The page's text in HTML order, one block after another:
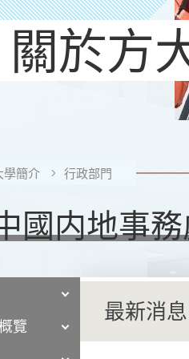
關於方
學簡介 行政部門
國内地事
覽
最新消息